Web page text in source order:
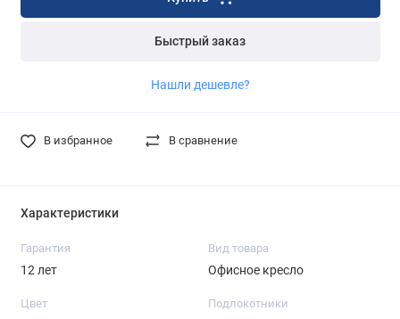
Быстрый заказ
Нашли дешевле?
В избранное В сравнение
Характеристики
Гарантия
12 лет
Вид товара
Офисное кресло
Цвет Подлокотники